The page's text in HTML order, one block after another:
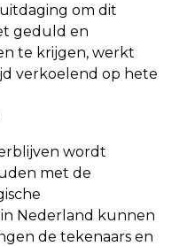
om dit
geduld en
te krijgen, werkt
verkoelend op hete
wordt
met de
Nederland kunnen
de tekenaars en